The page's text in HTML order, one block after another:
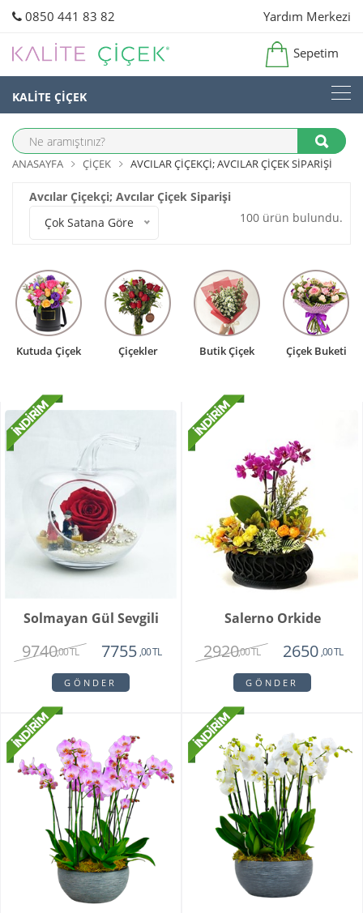
0850 441 83 82 Yardım Merkezi
Sepetim
KALİTE ÇİÇEK
ANASAYFA ÇIÇEK AVCILAR ÇIÇEKÇI; AVCILAR ÇIÇEK SIPARIŞI
Avcılar Çiçekçi; Avcılar Çiçek Siparişi
Çok Satana Göre
100 ürün bulundu.
Kutuda Çiçek Çiçekler Butik Çiçek Çiçek Buketi
Solmayan Gül Sevgili
9740,00 TL 7755 ,00 TL
GÖNDER
Salerno Orkide
2920,00 TL 2650 ,00 TL
GÖNDER